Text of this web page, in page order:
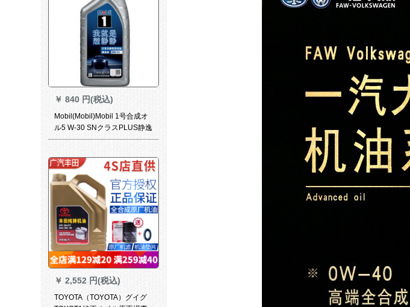
￥ 840 円(税込)
Mobil(Mobil)Mobil 1号合成オ
ル5 W-30 SNクラスPLUS静逸
モデル1 L
￥ 2,552 円(税込)
TOYOTA（TOYOTA）グイグ